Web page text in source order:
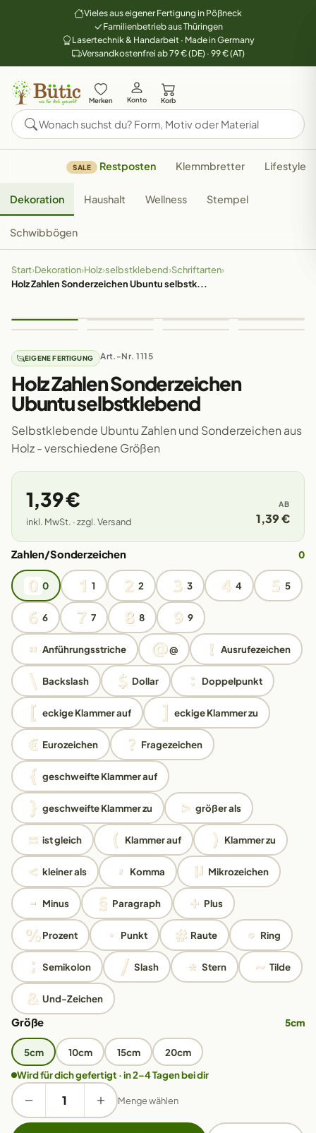
Vieles aus eigener Fertigung in Pößneck
Familienbetrieb aus Thüringen
Lasertechnik & Handarbeit · Made in Germany
Versandkostenfrei ab 79 € (DE) · 99 € (AT)
Merken Konto Korb
SALE Restposten Klemmbretter Lifestyle
Dekoration Haushalt Wellness Stempel
Schwibbögen
Start›Dekoration›Holz›selbstklebend›Schriftarten›
Holz Zahlen Sonderzeichen Ubuntu selbstk...
EIGENE FERTIGUNG Art.-Nr. 1115
Holz Zahlen Sonderzeichen
Ubuntu selbstklebend
Selbstklebende Ubuntu Zahlen und Sonderzeichen aus
Holz - verschiedene Größen
1,39 €
inkl. MwSt. · zzgl. Versand
AB
1,39 €
Zahlen/Sonderzeichen 0
0 1 2 3 4 5
6 7 8 9
Anführungsstriche @ Ausrufezeichen
Backslash Dollar Doppelpunkt
eckige Klammer auf eckige Klammer zu
Eurozeichen Fragezeichen
geschweifte Klammer auf
geschweifte Klammer zu größer als
ist gleich Klammer auf Klammer zu
kleiner als Komma Mikrozeichen
Minus Paragraph Plus
Prozent Punkt Raute Ring
Semikolon Slash Stern Tilde
Und-Zeichen
Größe 5cm
5cm 10cm 15cm
20cm
Wird für dich gefertigt · in 2–4 Tagen bei dir
Menge wählen